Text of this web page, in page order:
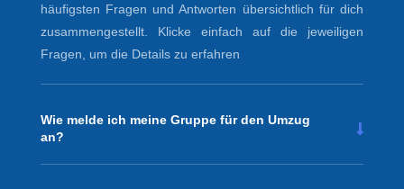
häufigsten Fragen und Antworten übersichtlich für dich
zusammengestellt. Klicke einfach auf die jeweiligen
Fragen, um die Details zu erfahren
Wie melde ich meine Gruppe für den Umzug
an?